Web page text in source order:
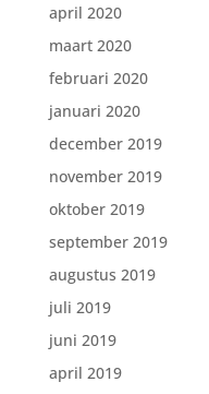
april 2020
maart 2020
februari 2020
januari 2020
december 2019
november 2019
oktober 2019
september 2019
augustus 2019
juli 2019
juni 2019
april 2019